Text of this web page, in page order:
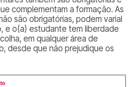
complementam a formação. As
são obrigatórias, podem varial
e o(a) estudante tem liberdade
em qualquer área de
desde que não prejudique os